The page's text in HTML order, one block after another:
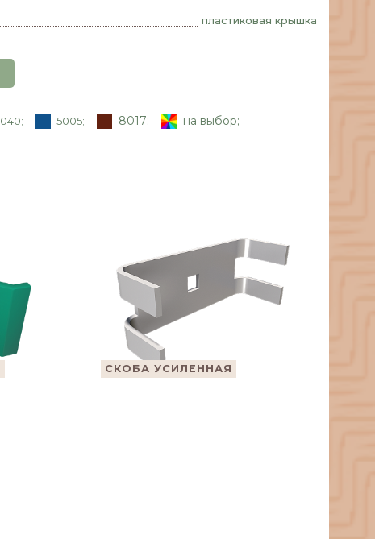
пластиковая крышка
5005; 8017; на выбор;
СКОБА УСИЛЕННАЯ